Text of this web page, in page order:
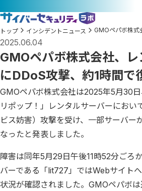
トップ インシデントニュース GMOペパボ株式
2025.06.04
GMOペパボ株式会社、
にDDoS攻撃、約1時間で
GMOペパボ株式会社は2025年5月30
リポップ！」レンタルサーバーにおい
ビス妨害）攻撃を受け、一部サーバー
なったと発表しました。
障害は同年5月29日午後11時52分ごろ
バーである「lit727」ではWebサイト
状況が確認されました。GMOペパボ